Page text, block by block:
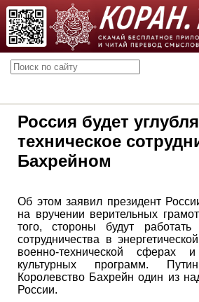
Россия будет
техническое
Бахрейном
Об этом заявил президент
на вручении верительных
того, стороны будут работать
сотрудничества в
военно-технической сферах
культурных программ.
Королевство Бахрейн один из
России.